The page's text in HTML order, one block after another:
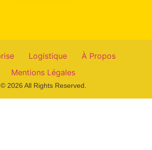
Logistique
À Propos
Mentions Légales
© 2026 All Rights Reserved.